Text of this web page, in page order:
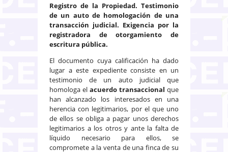
Registro de la Propiedad. Testimonio
de un auto de homologación de una
transacción judicial. Exigencia por la
registradora de otorgamiento de
escritura pública.
El documento cuya calificación ha dado
lugar a este expediente consiste en un
testimonio de un auto judicial que
homologa el acuerdo transaccional que
han alcanzado los interesados en una
herencia con legitimarios, por el que uno
de ellos se obliga a pagar unos derechos
legitimarios a los otros y ante la falta de
líquido necesario para ellos, se
compromete a la venta de una finca de su